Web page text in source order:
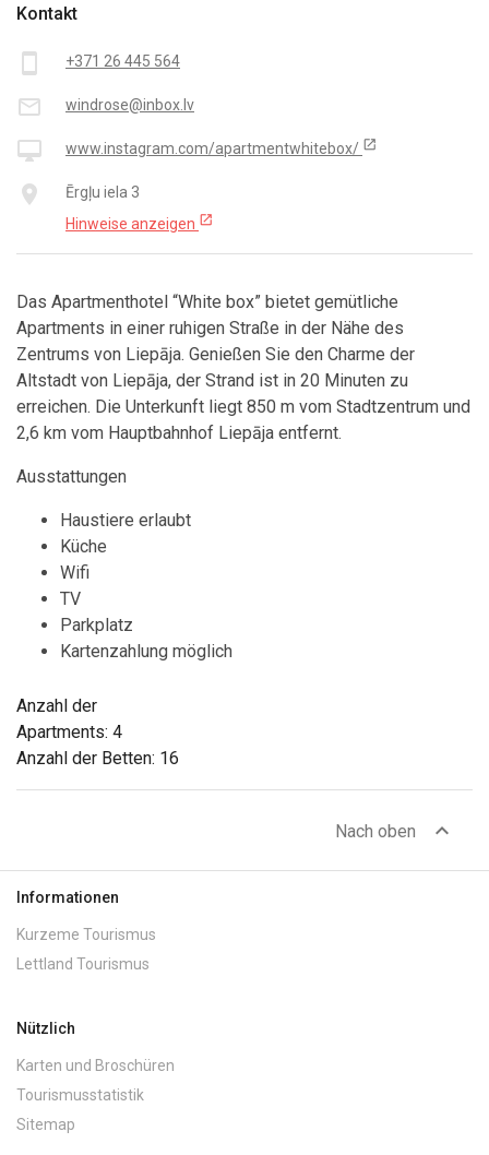
Anzahl der
Apartments: 4
Anzahl der Betten: 16
Kontakt
smartphone +371 26 445 564
mail_outline windrose@inbox.lv
desktop_mac www.instagram.com/apartmentwhitebox/ open_in_new
place
Ērgļu iela 3
Hinweise anzeigen open_in_new
Das Apartmenthotel “White box” bietet gemütliche
Apartments in einer ruhigen Straße in der Nähe des
Zentrums von Liepāja. Genießen Sie den Charme der
Altstadt von Liepāja, der Strand ist in 20 Minuten zu
erreichen. Die Unterkunft liegt 850 m vom Stadtzentrum und
2,6 km vom Hauptbahnhof Liepāja entfernt.
Ausstattungen
Haustiere erlaubt
Küche
Wifi
TV
Parkplatz
Kartenzahlung möglich
Nach oben expand_less
Informationen
Kurzeme Tourismus
Lettland Tourismus
Nützlich
Karten und Broschüren
Tourismusstatistik
Sitemap